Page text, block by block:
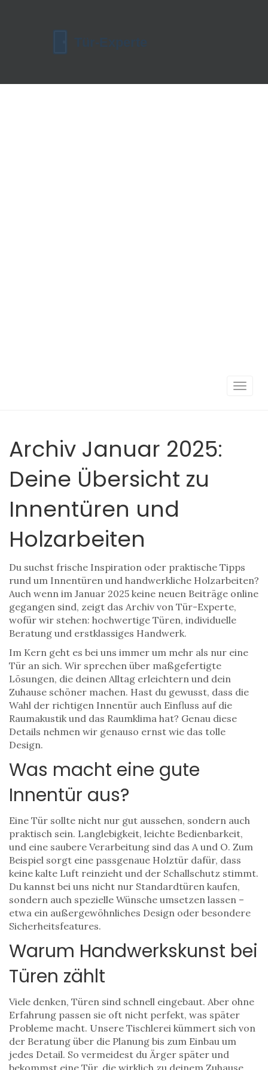
Archiv Januar 2025:
Deine Übersicht zu
Innentüren und
Holzarbeiten
Du suchst frische Inspiration oder praktische Tipps
rund um Innentüren und handwerkliche Holzarbeiten?
Auch wenn im Januar 2025 keine neuen Beiträge online
gegangen sind, zeigt das Archiv von Tür-Experte,
wofür wir stehen: hochwertige Türen, individuelle
Beratung und erstklassiges Handwerk.
Im Kern geht es bei uns immer um mehr als nur eine
Tür an sich. Wir sprechen über maßgefertigte
Lösungen, die deinen Alltag erleichtern und dein
Zuhause schöner machen. Hast du gewusst, dass die
Wahl der richtigen Innentür auch Einfluss auf die
Raumakustik und das Raumklima hat? Genau diese
Details nehmen wir genauso ernst wie das tolle
Design.
Was macht eine gute
Innentür aus?
Eine Tür sollte nicht nur gut aussehen, sondern auch
praktisch sein. Langlebigkeit, leichte Bedienbarkeit,
und eine saubere Verarbeitung sind das A und O. Zum
Beispiel sorgt eine passgenaue Holztür dafür, dass
keine kalte Luft reinzieht und der Schallschutz stimmt.
Du kannst bei uns nicht nur Standardtüren kaufen,
sondern auch spezielle Wünsche umsetzen lassen –
etwa ein außergewöhnliches Design oder besondere
Sicherheitsfeatures.
Warum Handwerkskunst bei
Türen zählt
Viele denken, Türen sind schnell eingebaut. Aber ohne
Erfahrung passen sie oft nicht perfekt, was später
Probleme macht. Unsere Tischlerei kümmert sich von
der Beratung über die Planung bis zum Einbau um
jedes Detail. So vermeidest du Ärger später und
bekommst eine Tür, die wirklich zu deinem Zuhause